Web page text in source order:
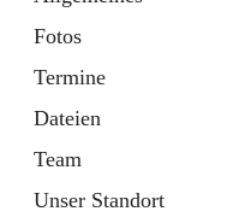
Fotos
Termine
Dateien
Team
Unser Standort